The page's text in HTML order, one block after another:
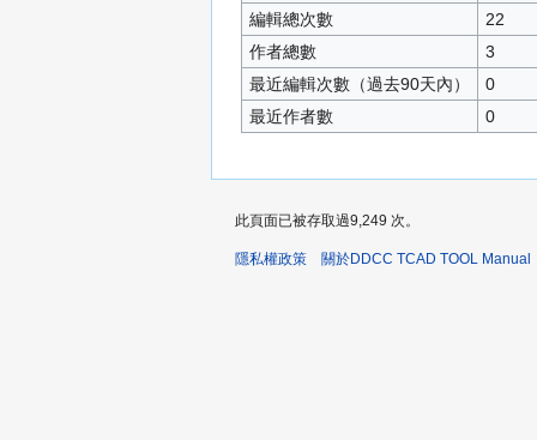
編輯總次數
22
作者總數
3
最近編輯次數（過去90天內）
0
最近作者數
0
此頁面已被存取過9,249 次。
隱私權政策 關於DDCC TCAD TOOL Manual